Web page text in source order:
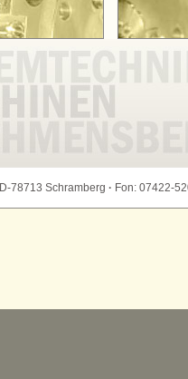
D-78713 Schramberg · Fon: 07422-